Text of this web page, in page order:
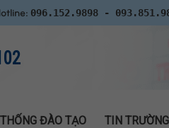
096.152.9898 -
ĐÀO TẠO TIN TRƯỜNG